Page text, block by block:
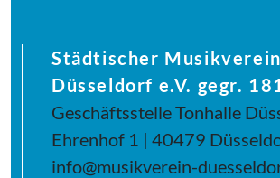
Städtischer
Düsseldorf e.V. gegr.
Geschäftsstelle Tonhalle
Ehrenhof 1 | 40479
info@musikverein-